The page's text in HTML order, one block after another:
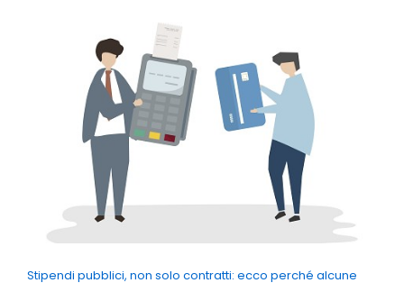
Stipendi pubblici, non solo contratti: ecco perché alcune